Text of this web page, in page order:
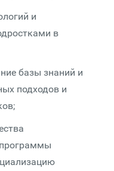
и
в
базы знаний и
подходов и